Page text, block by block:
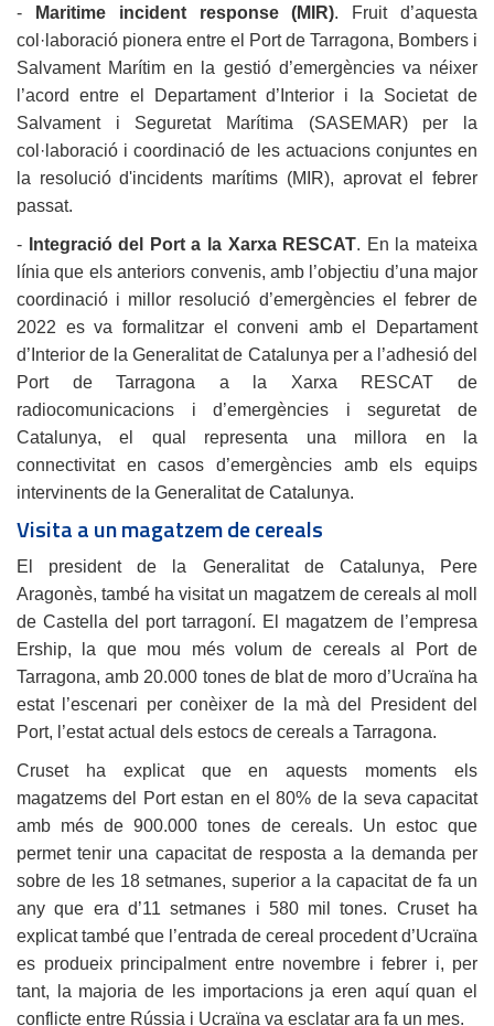
- Maritime incident response (MIR). Fruit d’aquesta
col·laboració pionera entre el Port de Tarragona, Bombers i
Salvament Marítim en la gestió d’emergències va néixer
l’acord entre el Departament d’Interior i la Societat de
Salvament i Seguretat Marítima (SASEMAR) per la
col·laboració i coordinació de les actuacions conjuntes en
la resolució d'incidents marítims (MIR), aprovat el febrer
passat.
- Integració del Port a la Xarxa RESCAT. En la mateixa
línia que els anteriors convenis, amb l’objectiu d’una major
coordinació i millor resolució d’emergències el febrer de
2022 es va formalitzar el conveni amb el Departament
d’Interior de la Generalitat de Catalunya per a l’adhesió del
Port de Tarragona a la Xarxa RESCAT de
radiocomunicacions i d’emergències i seguretat de
Catalunya, el qual representa una millora en la
connectivitat en casos d’emergències amb els equips
intervinents de la Generalitat de Catalunya.
Visita a un magatzem de cereals
El president de la Generalitat de Catalunya, Pere
Aragonès, també ha visitat un magatzem de cereals al moll
de Castella del port tarragoní. El magatzem de l’empresa
Ership, la que mou més volum de cereals al Port de
Tarragona, amb 20.000 tones de blat de moro d’Ucraïna ha
estat l’escenari per conèixer de la mà del President del
Port, l’estat actual dels estocs de cereals a Tarragona.
Cruset ha explicat que en aquests moments els
magatzems del Port estan en el 80% de la seva capacitat
amb més de 900.000 tones de cereals. Un estoc que
permet tenir una capacitat de resposta a la demanda per
sobre de les 18 setmanes, superior a la capacitat de fa un
any que era d’11 setmanes i 580 mil tones. Cruset ha
explicat també que l’entrada de cereal procedent d’Ucraïna
es produeix principalment entre novembre i febrer i, per
tant, la majoria de les importacions ja eren aquí quan el
conflicte entre Rússia i Ucraïna va esclatar ara fa un mes.